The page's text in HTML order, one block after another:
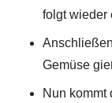
folgt wieder
Gemüse
Nun kommt